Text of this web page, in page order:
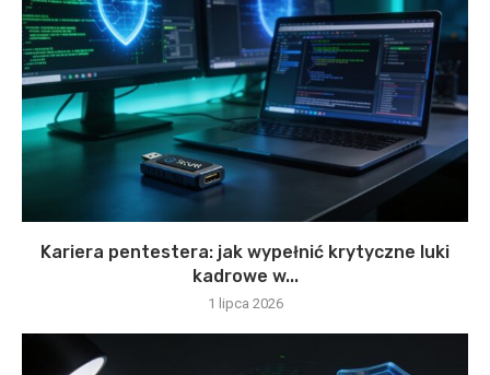
Kariera pentestera: jak wypełnić krytyczne luki
kadrowe w...
1 lipca 2026